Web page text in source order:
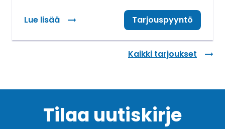
Lue lisää
: Lapset risteilevät ilmaiseksiTarjouspyyntö
Kaikki tarjoukset
Tilaa uutiskirje